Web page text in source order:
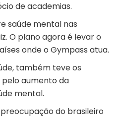
de academias.
saúde mental nas
O plano agora é levar o
onde o Gympass atua.
também teve os
pelo aumento da
mental.
do brasileiro